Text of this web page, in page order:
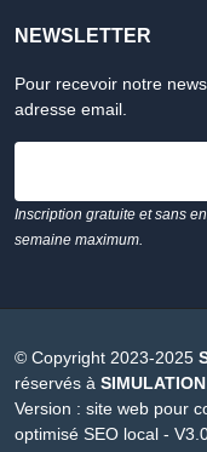
NEWSLETTER
Pour recevoir notre
adresse email.
Inscription gratuite et sans
semaine maximum.
© Copyright 2023-2025
réservés à
Version : site web pour
optimisé SEO local -